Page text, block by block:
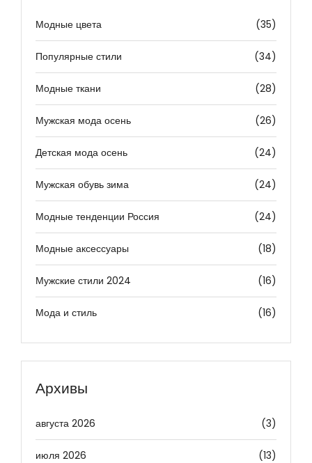
Модные цвета (35)
Популярные стили (34)
Модные ткани (28)
Мужская мода осень (26)
Детская мода осень (24)
Мужская обувь зима (24)
Модные тенденции Россия (24)
Модные аксессуары (18)
Мужские стили 2024 (16)
Мода и стиль (16)
Архивы
августа 2026 (3)
июля 2026 (13)